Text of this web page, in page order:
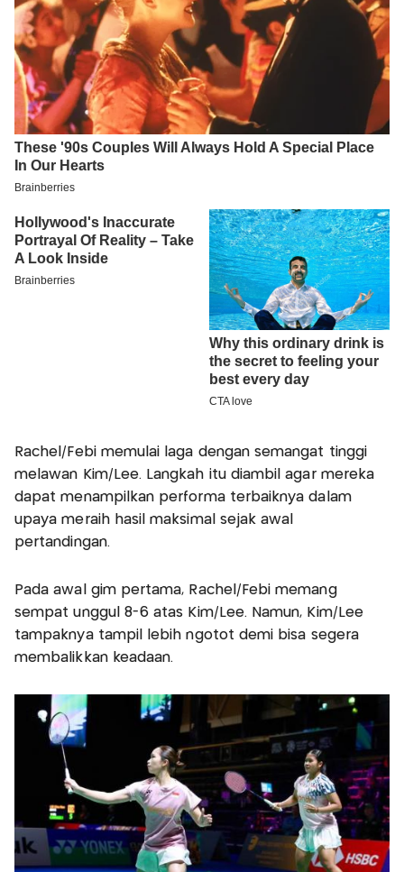
Rachel/Febi memulai laga dengan semangat tinggi
melawan Kim/Lee. Langkah itu diambil agar mereka
dapat menampilkan performa terbaiknya dalam
upaya meraih hasil maksimal sejak awal
pertandingan.
Pada awal gim pertama, Rachel/Febi memang
sempat unggul 8-6 atas Kim/Lee. Namun, Kim/Lee
tampaknya tampil lebih ngotot demi bisa segera
membalikkan keadaan.